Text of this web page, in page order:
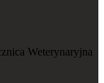
Weterynaryjna